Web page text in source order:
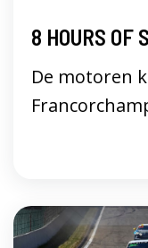
8 HOURS OF
De motoren